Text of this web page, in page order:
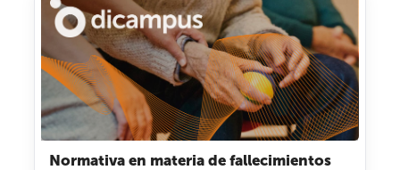
Normativa en materia de fallecimientos